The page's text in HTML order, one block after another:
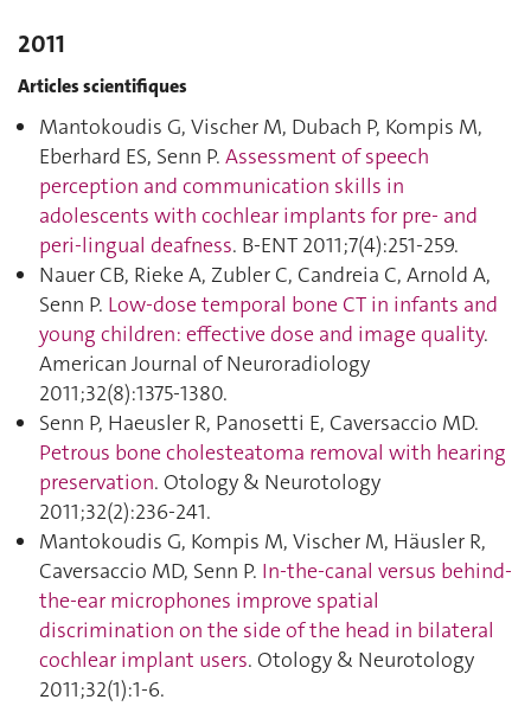
2011
Articles scientifiques
Mantokoudis G, Vischer M, Dubach P, Kompis M,
Eberhard ES, Senn P. Assessment of speech
perception and communication skills in
adolescents with cochlear implants for pre- and
peri-lingual deafness. B-ENT 2011;7(4):251‑259.
Nauer CB, Rieke A, Zubler C, Candreia C, Arnold A,
Senn P. Low-dose temporal bone CT in infants and
young children: effective dose and image quality.
American Journal of Neuroradiology
2011;32(8):1375‑1380.
Senn P, Haeusler R, Panosetti E, Caversaccio MD.
Petrous bone cholesteatoma removal with hearing
preservation. Otology & Neurotology
2011;32(2):236‑241.
Mantokoudis G, Kompis M, Vischer M, Häusler R,
Caversaccio MD, Senn P. In-the-canal versus behind-
the-ear microphones improve spatial
discrimination on the side of the head in bilateral
cochlear implant users. Otology & Neurotology
2011;32(1):1‑6.